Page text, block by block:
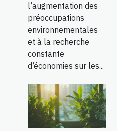
l’augmentation des
préoccupations
environnementales
et à la recherche
constante
d’économies sur les...